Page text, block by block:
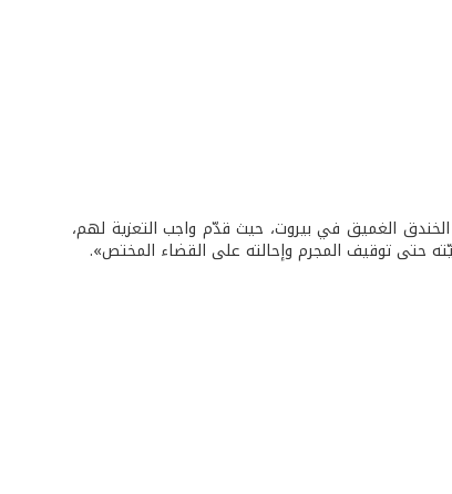
الغميق في بيروت، حيث قدّم واجب التعزية لهم،
حتى توقيف المجرم وإحالته على القضاء المختص».